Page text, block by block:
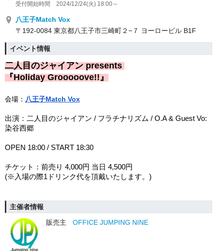
受付開始時間 2024/12/24(火) 18:00～
八王子Match Vox
〒192-0084 東京都八王子市三崎町２−７ ヨーロービル B1F
イベント情報
二人目のジャイアン presents
『Holiday Grooooove!!』
会場： 八王子Match Vox
出演：二人目のジャイアン / フラチナリズム / O.A & Guest Vo:
染谷西郷
OPEN 18:00 / START 18:30
チケット：前売り 4,000円 当日 4,500円
(※入場の際1ドリンク代を頂戴いたします。)
主催者情報
販売主
OFFICE JUMPING NINE